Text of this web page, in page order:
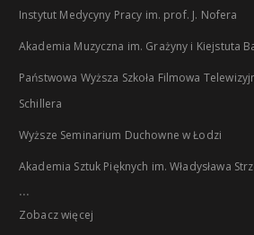
Instytut Medycyny Pracy im. prof. J. Nofera
Akademia Muzyczna im. Grażyny i Kiejstuta
Państwowa Wyższa Szkoła Filmowa
Schillera
Wyższe Seminarium Duchowne w Łodzi
Akademia Sztuk Pięknych im. Władysława
...
Zobacz więcej